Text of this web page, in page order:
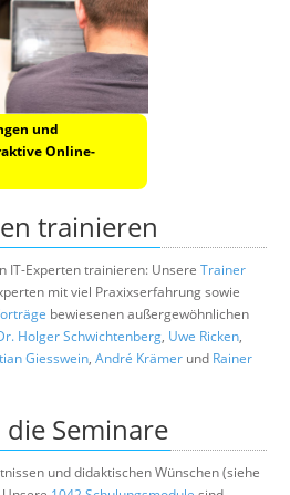
und
Online-
trainieren
IT-Experten trainieren: Unsere Trainer
mit viel Praxixserfahrung sowie
bewiesenen außergewöhnlichen
Holger Schwichtenberg, Uwe Ricken,
Giesswein, André Krämer und Rainer
Seminare
und didaktischen Wünschen (siehe